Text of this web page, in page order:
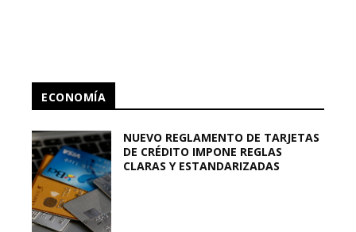
ECONOMÍA
NUEVO REGLAMENTO DE TARJETAS
DE CRÉDITO IMPONE REGLAS
CLARAS Y ESTANDARIZADAS